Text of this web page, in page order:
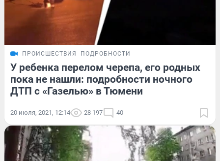
ПРОИСШЕСТВИЯ ПОДРОБНОСТИ
У ребенка перелом черепа, его родных
пока не нашли: подробности ночного
ДТП с «Газелью» в Тюмени
20 июля, 2021, 12:14 28 197 40